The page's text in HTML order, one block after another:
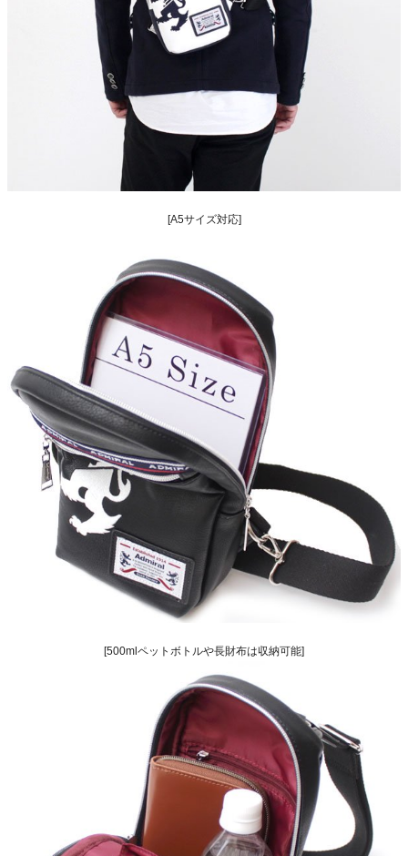
[A5サイズ対応]
[500mlペットボトルや長財布は収納可能]